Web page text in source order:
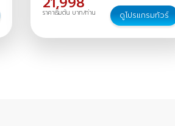
ราคาเริ่มต้น บาท/ท่าน ดูโปรแกรมทัวร์